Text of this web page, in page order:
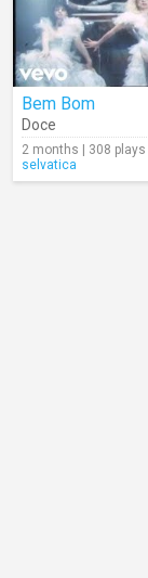
Bem Bom
Doce
2 months | 308 plays
selvatica